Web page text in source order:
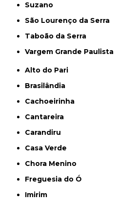
Suzano
São Lourenço da Serra
Taboão da Serra
Vargem Grande Paulista
Alto do Pari
Brasilândia
Cachoeirinha
Cantareira
Carandiru
Casa Verde
Chora Menino
Freguesia do Ó
Imirim